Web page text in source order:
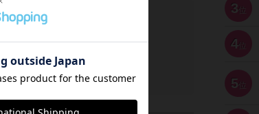
3 位
4位
5 位